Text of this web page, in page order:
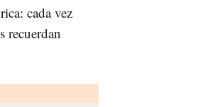
cada vez
recuerdan